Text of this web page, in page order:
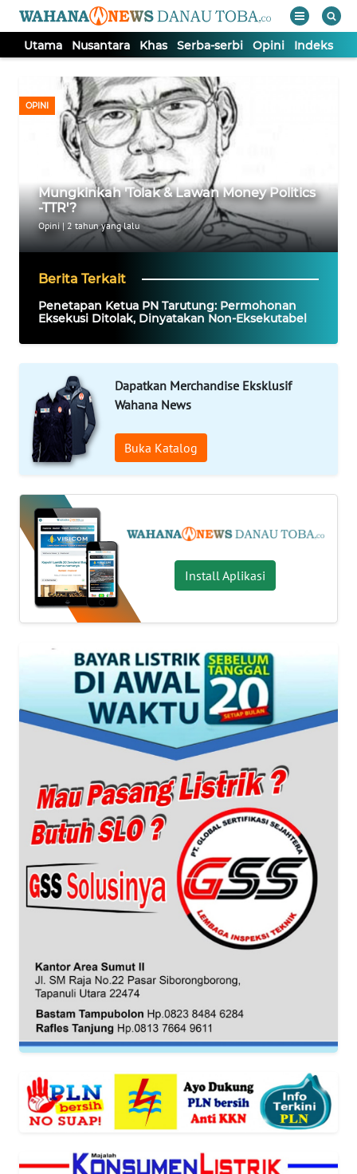
Utama Nusantara Khas Serba-serbi Opini Indeks
OPINI
Mungkinkah 'Tolak & Lawan Money Politics
-TTR'?
Opini|2 tahun yang lalu
Berita Terkait
Penetapan Ketua PN Tarutung: Permohonan
Eksekusi Ditolak, Dinyatakan Non-Eksekutabel
Dapatkan Merchandise Eksklusif
Wahana News
Buka Katalog
Install Aplikasi
UTAMA
NUSANTARA
KHAS
SERBA-
INDEKS
BERITA
KONTAK
INFO
IKLAN
TENTANG
KAMI
PEDOMAN
REDAKSI
DISCLAIMER
Wahana
News
Regional
WN
JAKARTA
WN
JABAR
WN
BANTEN